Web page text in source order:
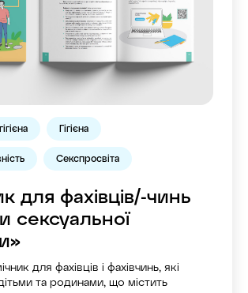
Гігієна
Секспросвіта
для фахівців/-чинь
сексуальної
для фахівців і фахівчинь, які
та родинами, що містить